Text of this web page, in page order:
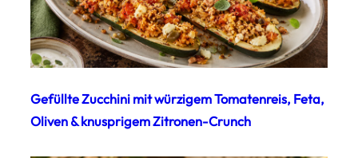
Gefüllte Zucchini mit würzigem Tomatenreis, Feta,
Oliven & knusprigem Zitronen-Crunch